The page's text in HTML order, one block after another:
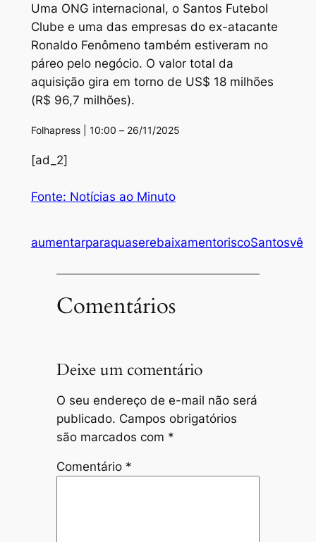
Uma ONG internacional, o Santos Futebol
Clube e uma das empresas do ex-atacante
Ronaldo Fenômeno também estiveram no
páreo pelo negócio. O valor total da
aquisição gira em torno de US$ 18 milhões
(R$ 96,7 milhões).
Folhapress | 10:00 – 26/11/2025
[ad_2]
Fonte: Notícias ao Minuto
aumentarparaquaserebaixamentoriscoSantosvê
Comentários
Deixe um comentário
O seu endereço de e-mail não será
publicado. Campos obrigatórios
são marcados com *
Comentário *